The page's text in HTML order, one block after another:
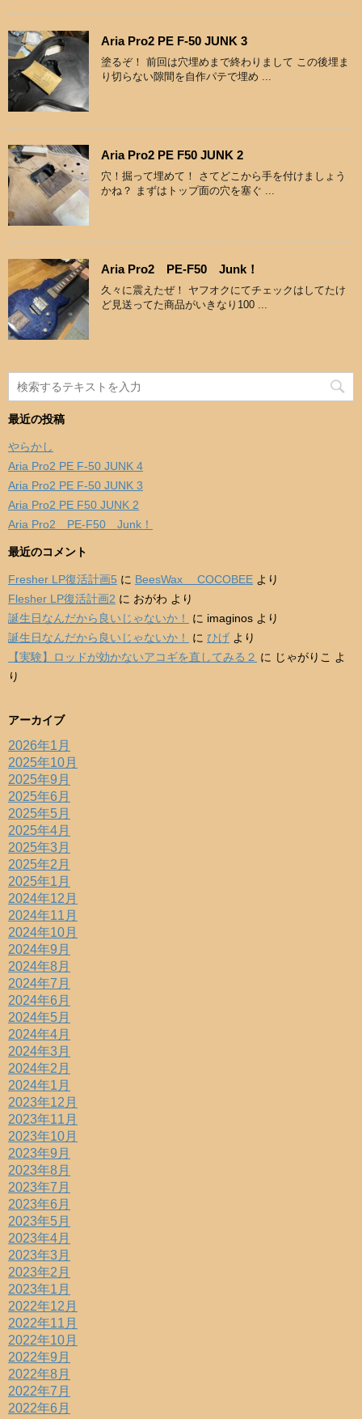
Aria Pro2 PE F-50 JUNK 3
塗るぞ！ 前回は穴埋めまで終わりまして この後埋ま
り切らない隙間を自作パテで埋め ...
Aria Pro2 PE F50 JUNK 2
穴！掘って埋めて！ さてどこから手を付けましょう
かね？ まずはトップ面の穴を塞ぐ ...
Aria Pro2 PE-F50 Junk！
久々に震えたぜ！ ヤフオクにてチェックはしてたけ
ど見送ってた商品がいきなり100 ...
最近の投稿
やらかし
Aria Pro2 PE F-50 JUNK 4
Aria Pro2 PE F-50 JUNK 3
Aria Pro2 PE F50 JUNK 2
Aria Pro2 PE-F50 Junk！
最近のコメント
Fresher LP復活計画5 に BeesWax COCOBEE より
Flesher LP復活計画2 に おがわ より
誕生日なんだから良いじゃないか！
に imaginos より
誕生日なんだから良いじゃないか！
に ひげ より
【実験】ロッドが効かないアコギを直してみる２ に じゃがりこ よ
り
アーカイブ
2026年1月
2025年10月
2025年9月
2025年6月
2025年5月
2025年4月
2025年3月
2025年2月
2025年1月
2024年12月
2024年11月
2024年10月
2024年9月
2024年8月
2024年7月
2024年6月
2024年5月
2024年4月
2024年3月
2024年2月
2024年1月
2023年12月
2023年11月
2023年10月
2023年9月
2023年8月
2023年7月
2023年6月
2023年5月
2023年4月
2023年3月
2023年2月
2023年1月
2022年12月
2022年11月
2022年10月
2022年9月
2022年8月
2022年7月
2022年6月